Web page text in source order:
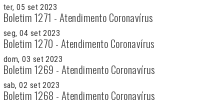
ter, 05 set 2023
Boletim 1271 - Atendimento Coronavírus
seg, 04 set 2023
Boletim 1270 - Atendimento Coronavírus
dom, 03 set 2023
Boletim 1269 - Atendimento Coronavírus
sab, 02 set 2023
Boletim 1268 - Atendimento Coronavírus